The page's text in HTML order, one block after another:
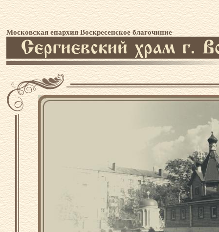
Московская епархия Воскресенское благочиние